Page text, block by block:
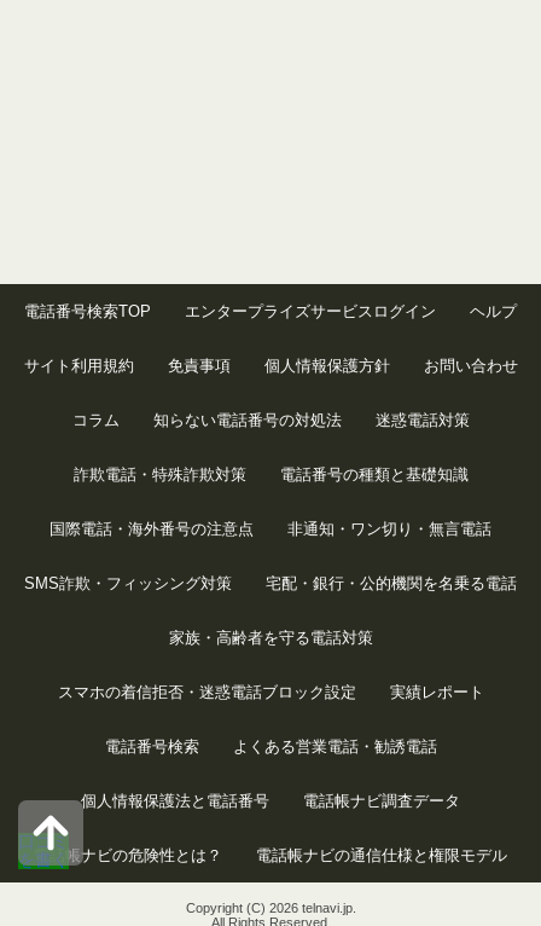
口コミ
を書く
電話番号検索TOP エンタープライズサービスログイン ヘルプ
サイト利用規約 免責事項 個人情報保護方針 お問い合わせ
コラム 知らない電話番号の対処法 迷惑電話対策
詐欺電話・特殊詐欺対策 電話番号の種類と基礎知識
国際電話・海外番号の注意点 非通知・ワン切り・無言電話
SMS詐欺・フィッシング対策 宅配・銀行・公的機関を名乗る電話
家族・高齢者を守る電話対策
スマホの着信拒否・迷惑電話ブロック設定 実績レポート
電話番号検索 よくある営業電話・勧誘電話
個人情報保護法と電話番号 電話帳ナビ調査データ
電話帳ナビの危険性とは？ 電話帳ナビの通信仕様と権限モデル
Copyright (C) 2026 telnavi.jp.
All Rights Reserved.